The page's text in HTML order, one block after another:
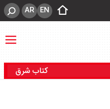
EN
AR
کتاب شرق